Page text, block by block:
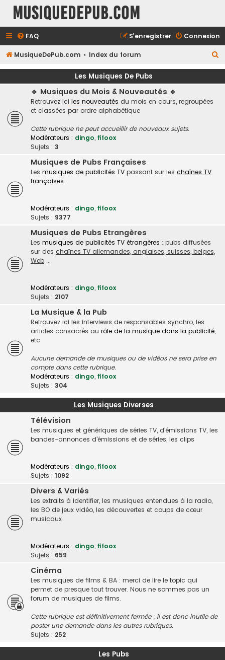
MusiqueDePub.com
FAQ Connexion
S’enregistrer
MusiqueDePub.com Index du forum
e
Les Musiques De Pubs
🔹 Musiques du Mois & Nouveautés 🔹
Retrouvez ici les nouveautés du mois en cours, regroupées
et classées par ordre alphabétique
Cette rubrique ne peut accueillir de nouveaux sujets.
Modérateurs : dingo, fifoox
Sujets : 3
Musiques de Pubs Françaises
Les musiques de publicités TV passant sur les chaînes TV
françaises.
Modérateurs : dingo, fifoox
Sujets : 9377
Musiques de Pubs Etrangères
Les musiques de publicités TV étrangères : pubs diffusées
sur des chaînes TV allemandes, anglaises, suisses, belges,
Web ...
Modérateurs : dingo, fifoox
Sujets : 2107
La Musique & la Pub
Retrouvez ici les interviews de responsables synchro, les
articles consacrés au rôle de la musique dans la publicité,
etc
Aucune demande de musiques ou de vidéos ne sera prise en
compte dans cette rubrique.
Modérateurs : dingo, fifoox
Sujets : 304
Les Musiques Diverses
Télévision
Les musiques et génériques de séries TV, d'émissions TV, les
bandes-annonces d'émissions et de séries, les clips
Modérateurs : dingo, fifoox
Sujets : 1092
Divers & Variés
Les extraits à identifier, les musiques entendues à la radio,
les BO de jeux vidéo, les découvertes et coups de cœur
musicaux
Modérateurs : dingo, fifoox
Sujets : 659
Cinéma
Les musiques de films & BA : merci de lire le topic qui
permet de presque tout trouver. Nous ne sommes pas un
forum de musiques de films.
Cette rubrique est définitivement fermée ; il est donc inutile de
poster une demande dans les autres rubriques.
Sujets : 252
Les Pubs